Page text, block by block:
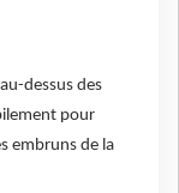
dessus des
pour
embruns de la